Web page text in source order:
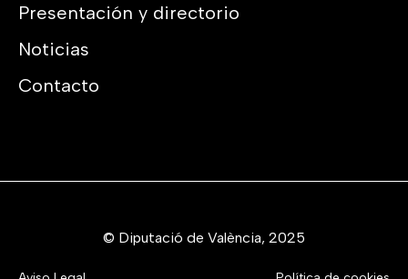
Presentación y directorio
Noticias
Contacto
© Diputació de València, 2025